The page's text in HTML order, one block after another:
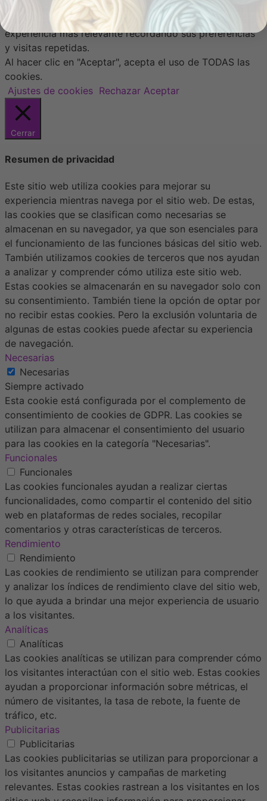
Usamos cookies en nuestro sitio web para brindarle la
experiencia más relevante recordando sus preferencias
y visitas repetidas.
Al hacer clic en "Aceptar", acepta el uso de TODAS las
cookies.
Ajustes de cookies Rechazar Aceptar
Cerrar
Resumen de privacidad
Este sitio web utiliza cookies para mejorar su
experiencia mientras navega por el sitio web. De estas,
las cookies que se clasifican como necesarias se
almacenan en su navegador, ya que son esenciales para
el funcionamiento de las funciones básicas del sitio web.
También utilizamos cookies de terceros que nos ayudan
a analizar y comprender cómo utiliza este sitio web.
Estas cookies se almacenarán en su navegador solo con
su consentimiento. También tiene la opción de optar por
no recibir estas cookies. Pero la exclusión voluntaria de
algunas de estas cookies puede afectar su experiencia
de navegación.
Necesarias
Necesarias
Siempre activado
Esta cookie está configurada por el complemento de
consentimiento de cookies de GDPR. Las cookies se
utilizan para almacenar el consentimiento del usuario
para las cookies en la categoría "Necesarias".
Funcionales
Funcionales
Las cookies funcionales ayudan a realizar ciertas
funcionalidades, como compartir el contenido del sitio
web en plataformas de redes sociales, recopilar
comentarios y otras características de terceros.
Rendimiento
Rendimiento
Las cookies de rendimiento se utilizan para comprender
y analizar los índices de rendimiento clave del sitio web,
lo que ayuda a brindar una mejor experiencia de usuario
a los visitantes.
Analíticas
Analíticas
Las cookies analíticas se utilizan para comprender cómo
los visitantes interactúan con el sitio web. Estas cookies
ayudan a proporcionar información sobre métricas, el
número de visitantes, la tasa de rebote, la fuente de
tráfico, etc.
Publicitarias
Publicitarias
Las cookies publicitarias se utilizan para proporcionar a
los visitantes anuncios y campañas de marketing
relevantes. Estas cookies rastrean a los visitantes en los